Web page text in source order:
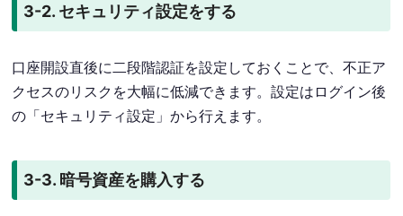
3-2. セキュリティ設定をする
口座開設直後に二段階認証を設定しておくことで、不正ア
クセスのリスクを大幅に低減できます。設定はログイン後
の「セキュリティ設定」から行えます。
3-3. 暗号資産を購入する